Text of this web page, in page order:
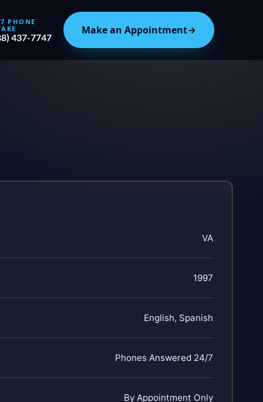
PHONE
437-7747
Make an Appointment→
VA
1997
English, Spanish
Phones Answered 24/7
By Appointment Only